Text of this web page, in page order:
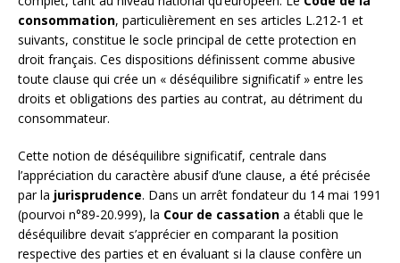
consommation, particulièrement en ses articles L.212-1 et
suivants, constitue le socle principal de cette protection en
droit français. Ces dispositions définissent comme abusive
toute clause qui crée un « déséquilibre significatif » entre les
droits et obligations des parties au contrat, au détriment du
consommateur.
Cette notion de déséquilibre significatif, centrale dans
l’appréciation du caractère abusif d’une clause, a été précisée
par la jurisprudence. Dans un arrêt fondateur du 14 mai 1991
(pourvoi n°89-20.999), la Cour de cassation a établi que le
déséquilibre devait s’apprécier en comparant la position
respective des parties et en évaluant si la clause confère un